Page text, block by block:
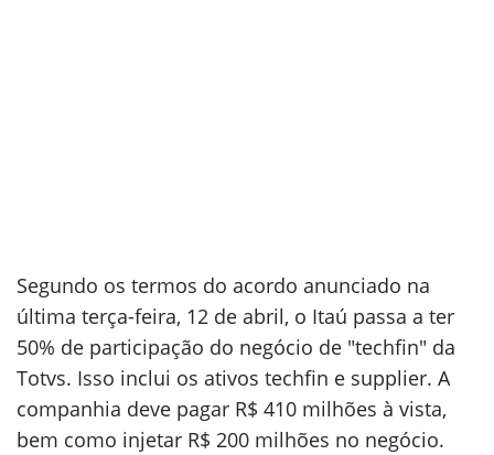
Segundo os termos do acordo anunciado na
última terça-feira, 12 de abril, o Itaú passa a ter
50% de participação do negócio de "techfin" da
Totvs. Isso inclui os ativos techfin e supplier. A
companhia deve pagar R$ 410 milhões à vista,
bem como injetar R$ 200 milhões no negócio.